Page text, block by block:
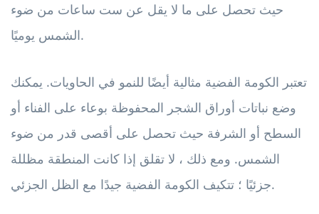
حيث تحصل على ما لا يقل عن ست ساعات من ضوء
الشمس يوميًا.
تعتبر الكومة الفضية مثالية أيضًا للنمو في الحاويات. يمكنك
وضع نباتات أوراق الشجر المحفوظة بوعاء على الفناء أو
السطح أو الشرفة حيث تحصل على أقصى قدر من ضوء
الشمس. ومع ذلك ، لا تقلق إذا كانت المنطقة مظللة
جزئيًا ؛ تتكيف الكومة الفضية جيدًا مع الظل الجزئي.